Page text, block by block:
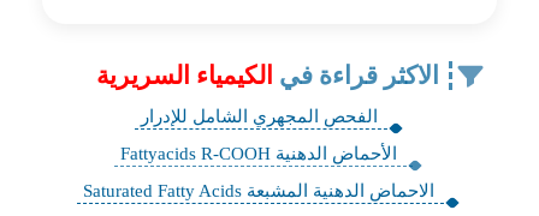
الاكثر قراءة في الكيمياء السريرية
الفحص المجهري الشامل للإدرار
الأحماض الدهنية Fattyacids R-COOH
الاحماض الدهنية المشبعة Saturated Fatty Acids